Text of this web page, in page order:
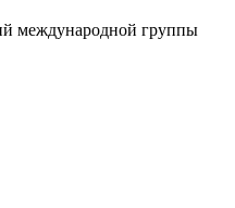
международной группы